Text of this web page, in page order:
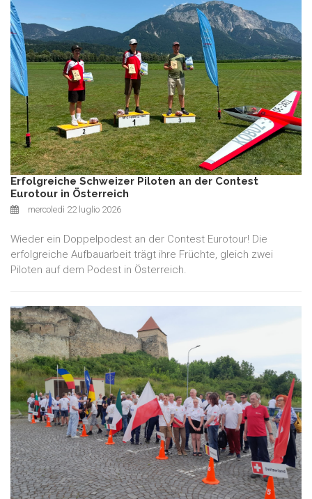
Erfolgreiche Schweizer Piloten an der Contest
Eurotour in Österreich
mercoledì 22 luglio 2026
Wieder ein Doppelpodest an der Contest Eurotour! Die
erfolgreiche Aufbauarbeit trägt ihre Früchte, gleich zwei
Piloten auf dem Podest in Österreich.